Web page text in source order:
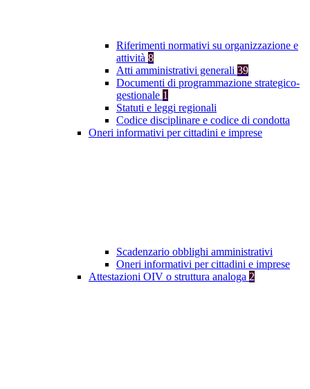
Riferimenti normativi su organizzazione e
attività 8
Atti amministrativi generali 39
Documenti di programmazione strategico-
gestionale 1
Statuti e leggi regionali
Codice disciplinare e codice di condotta
Oneri informativi per cittadini e imprese
Scadenzario obblighi amministrativi
Oneri informativi per cittadini e imprese
Attestazioni OIV o struttura analoga 2